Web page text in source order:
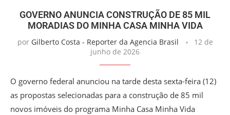
GOVERNO ANUNCIA CONSTRUÇÃO DE 85 MIL
MORADIAS DO MINHA CASA MINHA VIDA
por Gilberto Costa - Reporter da Agencia Brasil
12 de
junho de 2026
O governo federal anunciou na tarde desta sexta-feira (12)
as propostas selecionadas para a construção de 85 mil
novos imóveis do programa Minha Casa Minha Vida